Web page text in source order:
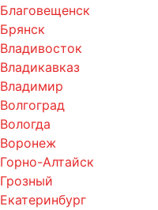
Благовещенск
Брянск
Владивосток
Владикавказ
Владимир
Волгоград
Вологда
Воронеж
Горно-Алтайск
Грозный
Екатеринбург